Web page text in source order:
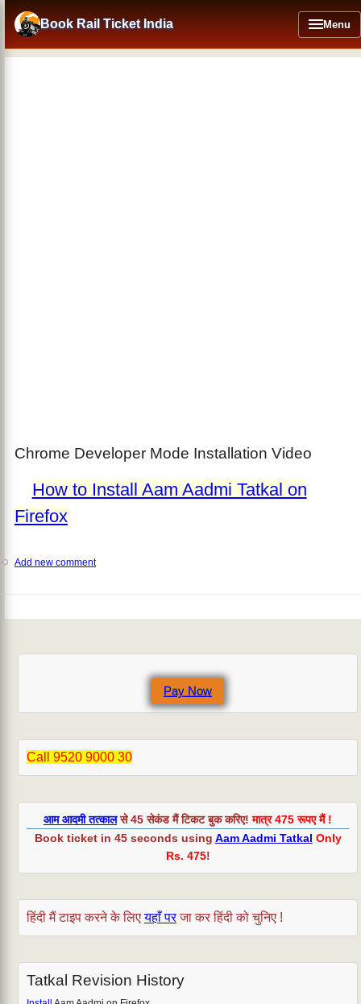
main
content
Book Rail Ticket India Menu
Pay Now
Call 9520 9000 30
आम आदमी तत्कालसे 45 सेकंड मैं टिकट बुक करिए!मात्र 475 रूपए मैं !
Book ticket in 45 seconds using Aam Aadmi Tatkal Only
Rs. 475!
हिंदी मैं टाइप करने के लिएयहाँ परजा कर हिंदी को चुनिए !
Tatkal Revision History
Chrome Developer Mode Installation Video
How to Install Aam Aadmi Tatkal on
Firefox
Add new comment